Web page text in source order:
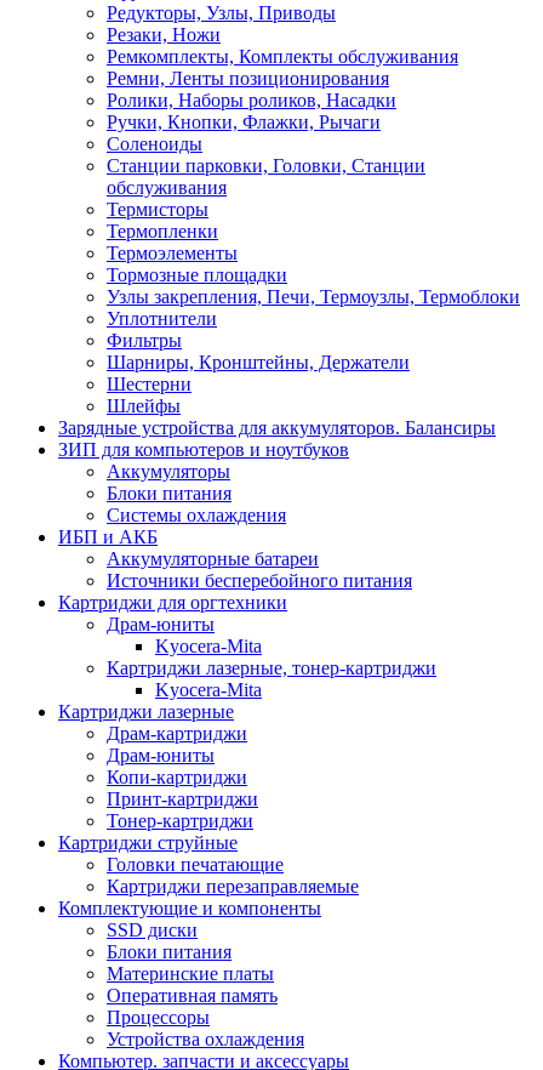
Редукторы, Узлы, Приводы
Резаки, Ножи
Ремкомплекты, Комплекты обслуживания
Ремни, Ленты позиционирования
Ролики, Наборы роликов, Насадки
Ручки, Кнопки, Флажки, Рычаги
Соленоиды
Станции парковки, Головки, Станции
обслуживания
Термисторы
Термопленки
Термоэлементы
Тормозные площадки
Узлы закрепления, Печи, Термоузлы, Термоблоки
Уплотнители
Фильтры
Шарниры, Кронштейны, Держатели
Шестерни
Шлейфы
Зарядные устройства для аккумуляторов. Балансиры
ЗИП для компьютеров и ноутбуков
Аккумуляторы
Блоки питания
Системы охлаждения
ИБП и АКБ
Аккумуляторные батареи
Источники бесперебойного питания
Картриджи для оргтехники
Драм-юниты
Kyocera-Mita
Картриджи лазерные, тонер-картриджи
Kyocera-Mita
Картриджи лазерные
Драм-картриджи
Драм-юниты
Копи-картриджи
Принт-картриджи
Тонер-картриджи
Картриджи струйные
Головки печатающие
Картриджи перезаправляемые
Комплектующие и компоненты
SSD диски
Блоки питания
Материнские платы
Оперативная память
Процессоры
Устройства охлаждения
Компьютер. запчасти и аксессуары